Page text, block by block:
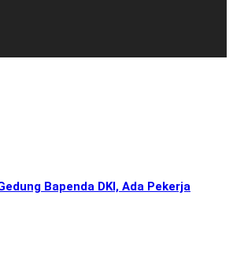
Bapenda DKI, Ada Pekerja